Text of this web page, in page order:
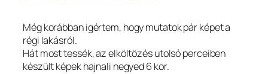
Még korábban igértem, hogy mutatok pár képet a
régi lakásról.
Hát most tessék, az elköltözés utolsó perceiben
készült képek hajnali negyed 6 kor.